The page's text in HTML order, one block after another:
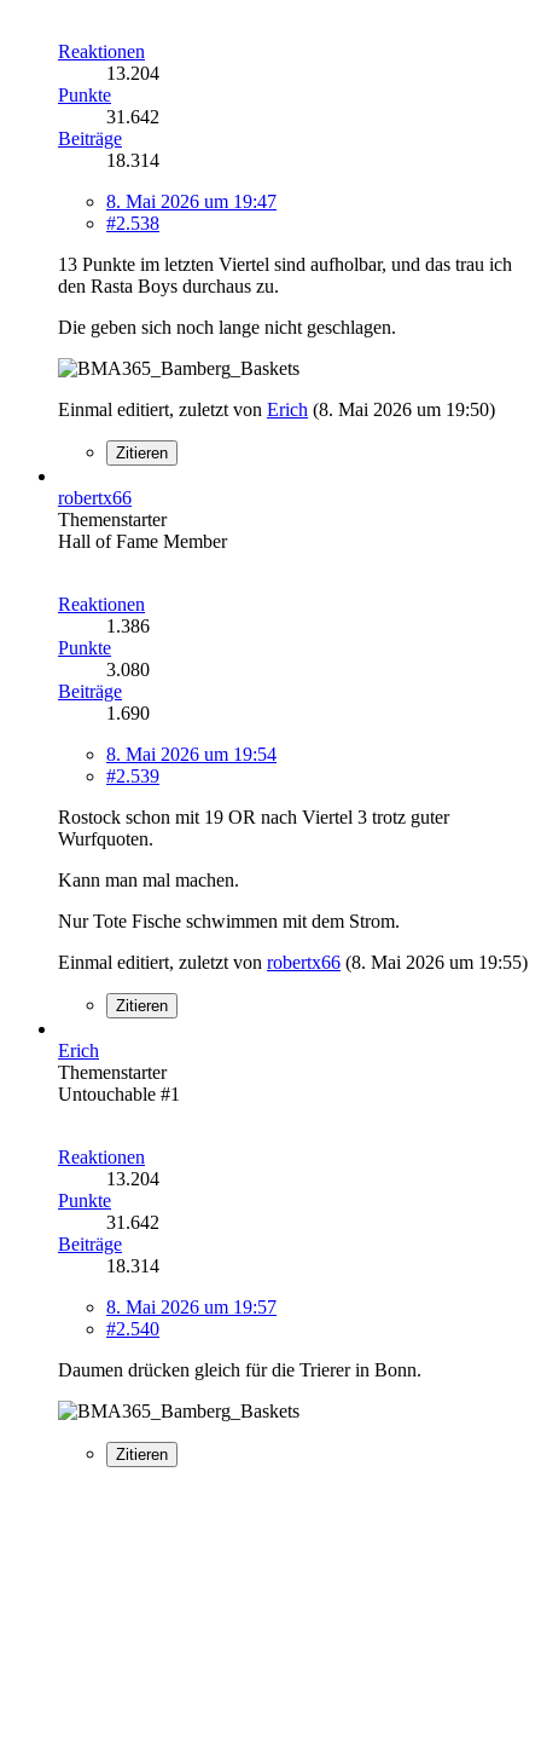
Reaktionen
13.204
Punkte
31.642
Beiträge
18.314
8. Mai 2026 um 19:47
#2.538
13 Punkte im letzten Viertel sind aufholbar, und das trau ich
den Rasta Boys durchaus zu.
Die geben sich noch lange nicht geschlagen.
Einmal editiert, zuletzt von Erich (8. Mai 2026 um 19:50)
Zitieren
robertx66
Themenstarter
Hall of Fame Member
Reaktionen
1.386
Punkte
3.080
Beiträge
1.690
8. Mai 2026 um 19:54
#2.539
Rostock schon mit 19 OR nach Viertel 3 trotz guter
Wurfquoten.
Kann man mal machen.
Nur Tote Fische schwimmen mit dem Strom.
Einmal editiert, zuletzt von robertx66 (8. Mai 2026 um 19:55)
Zitieren
Erich
Themenstarter
Untouchable #1
Reaktionen
13.204
Punkte
31.642
Beiträge
18.314
8. Mai 2026 um 19:57
#2.540
Daumen drücken gleich für die Trierer in Bonn.
Zitieren